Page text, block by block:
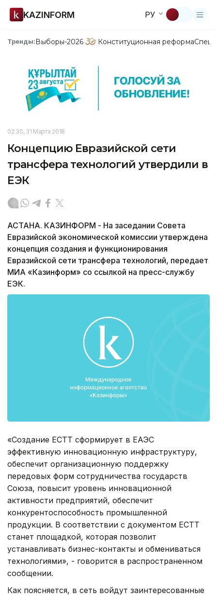
KAZINFORM РУ
Тренды:Выборы-2026 Конституционная реформа
02:30, 31 Марта 2018
Концепцию Евразийской сети
трансфера технологий утвердили в
ЕЭК
АСТАНА. КАЗИНФОРМ - На заседании Совета
Евразийской экономической комиссии утверждена
концепция создания и функционирования
Евразийской сети трансфера технологий, передает
МИА «Казинформ» со ссылкой на пресс-службу
ЕЭК.
«Создание ЕСТТ сформирует в ЕАЭС
эффективную инновационную инфраструктуру,
обеспечит организационную поддержку
передовых форм сотрудничества государств
Союза, повысит уровень инновационной
активности предприятий, обеспечит
конкурентоспособность промышленной
продукции. В соответствии с документом ЕСТТ
станет площадкой, которая позволит
устанавливать бизнес-контакты и обмениваться
технологиями», - говорится в распространенном
сообщении.
Как поясняется, в сеть войдут заинтересованные